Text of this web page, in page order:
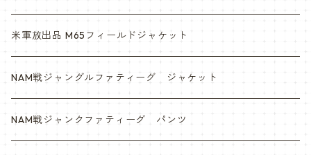
米軍放出品 M65フィールドジャケット
NAM戦ジャングルファティーグ ジャケット
NAM戦ジャンクファティーグ パンツ